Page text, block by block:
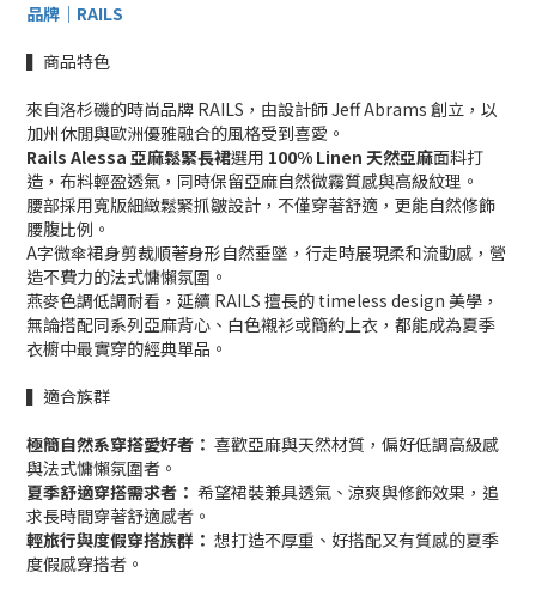
品牌｜RAILS
▍商品特色
來自洛杉磯的時尚品牌 RAILS，由設計師 Jeff Abrams 創立，以
加州休閒與歐洲優雅融合的風格受到喜愛。
Rails Alessa 亞麻鬆緊長裙選用 100% Linen 天然亞麻面料打
造，布料輕盈透氣，同時保留亞麻自然微霧質感與高級紋理。
腰部採用寬版細緻鬆緊抓皺設計，不僅穿著舒適，更能自然修飾
腰腹比例。
A字微傘裙身剪裁順著身形自然垂墜，行走時展現柔和流動感，營
造不費力的法式慵懶氛圍。
燕麥色調低調耐看，延續 RAILS 擅長的 timeless design 美學，
無論搭配同系列亞麻背心、白色襯衫或簡約上衣，都能成為夏季
衣櫥中最實穿的經典單品。
▍適合族群
極簡自然系穿搭愛好者： 喜歡亞麻與天然材質，偏好低調高級感
與法式慵懶氛圍者。
夏季舒適穿搭需求者： 希望裙裝兼具透氣、涼爽與修飾效果，追
求長時間穿著舒適感者。
輕旅行與度假穿搭族群： 想打造不厚重、好搭配又有質感的夏季
度假感穿搭者。